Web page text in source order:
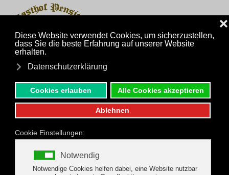
MENÜ
zurück zu den Pauschalangeboten
Gerlos Wander -
Aktivpauschale